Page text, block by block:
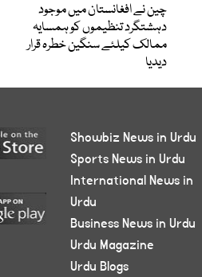
چین نے افغانستان میں موجود
دہشتگرد تنظیموں کو ہمسایہ
ممالک کیلئے سنگین خطرہ قرار
دیدیا
Showbiz News in Urdu
Sports News in Urdu
International News in
Urdu
Business News in Urdu
Urdu Magazine
Urdu Blogs